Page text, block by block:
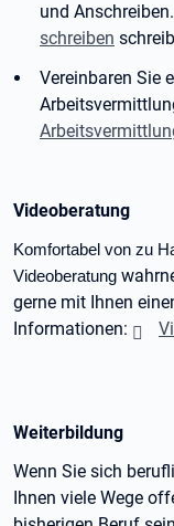
und Anschreiben.
schreiben
Vereinbaren Sie
Videoberatung
Komfortabel von zu
Videoberatung
gerne mit Ihnen
Informationen:
Weiterbildung
Wenn Sie sich
Ihnen viele Wege